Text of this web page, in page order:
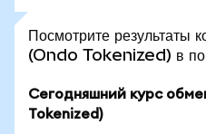
Посмотрите
(Ondo Tokenized) в
Сегодняшний курс
Tokenized)